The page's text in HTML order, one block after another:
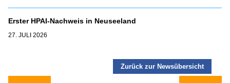
Erster HPAI-Nachweis in Neuseeland
27. JULI 2026
Zurück zur Newsübersicht